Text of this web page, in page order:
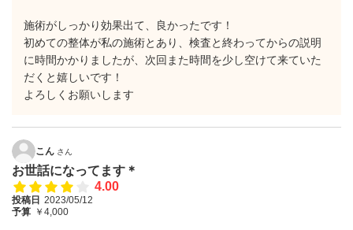
施術がしっかり効果出て、良かったです！
初めての整体が私の施術とあり、検査と終わってからの説明
に時間かかりましたが、次回また時間を少し空けて来ていた
だくと嬉しいです！
よろしくお願いします
こん さん
お世話になってます＊
4.00
投稿日 2023/05/12
予算 ￥4,000